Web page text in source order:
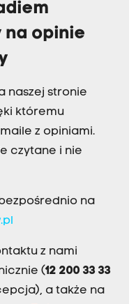
na opinie
naszej stronie
któremu
z opiniami.
czytane i nie
na
z nami
(12 200 33 33
a także na